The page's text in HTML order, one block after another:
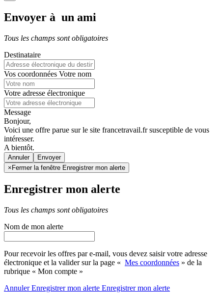
Envoyer à un ami
Tous les champs sont obligatoires
Destinataire
Vos coordonnées Votre nom
Votre adresse électronique
Message
Bonjour,
Voici une offre parue sur le site francetravail.fr susceptible de vous
intéresser.
A bientôt.
Annuler
× Fermer la fenêtre Enregistrer mon alerte
Enregistrer mon alerte
Tous les champs sont obligatoires
Nom de mon alerte
Pour recevoir les offres par e-mail, vous devez saisir votre adresse
électronique et la valider sur la page « Mes coordonnées » de la
rubrique « Mon compte »
AnnulerEnregistrer mon alerte Enregistrermon alerte